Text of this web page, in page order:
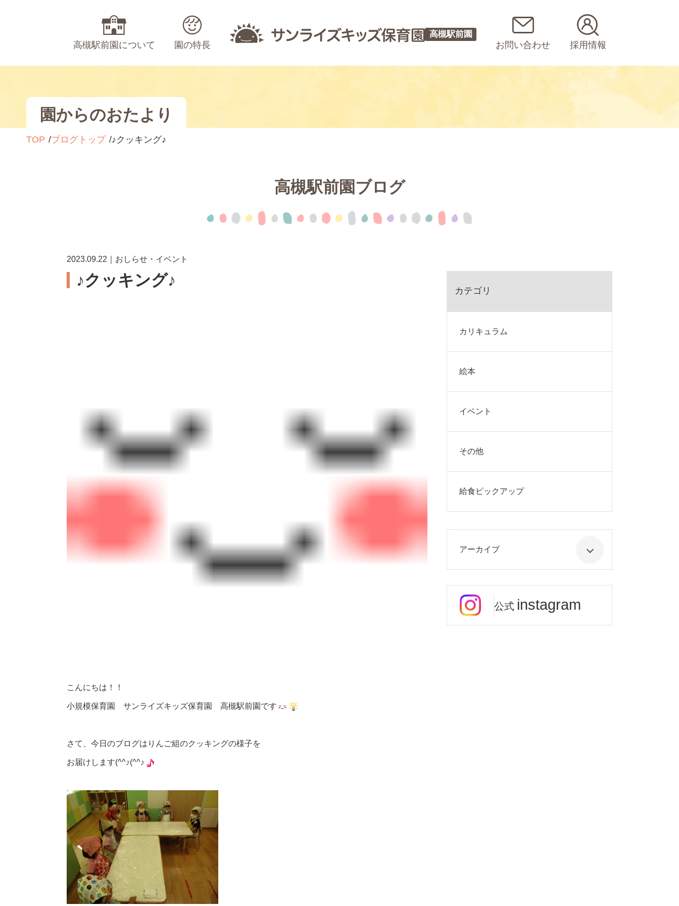
高槻駅前園について 園の特長
高槻駅前園
お問い合わせ 採用情報
園からのおたより
TOP ブログトップ ♪クッキング♪
高槻駅前園ブログ
2023.09.22｜おしらせ・イベント
♪クッキング♪
こんにちは！！
小規模保育園 サンライズキッズ保育園 高槻駅前園です
さて、今日のブログはりんご組のクッキングの様子を
お届けします(^^♪(^^♪
カテゴリ
カリキュラム
絵本
イベント
その他
給食ピックアップ
アーカイブ
公式 instagram